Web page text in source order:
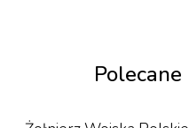
Polecane